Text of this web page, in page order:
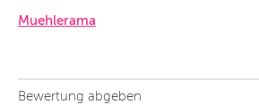
Muehlerama
Bewertung abgeben